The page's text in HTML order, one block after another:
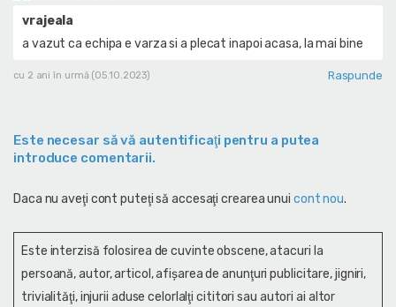
vrajeala
a vazut ca echipa e varza si a plecat inapoi acasa, la mai bine
cu 2 ani în urmă (05.10.2023) Raspunde
Este necesar să vă autentificaţi pentru a putea
introduce comentarii.
Daca nu aveţi cont puteţi să accesaţi crearea unui cont nou.
Este interzisă folosirea de cuvinte obscene, atacuri la
persoană, autor, articol, afişarea de anunţuri publicitare, jigniri,
trivialităţi, injurii aduse celorlalţi cititori sau autori ai altor